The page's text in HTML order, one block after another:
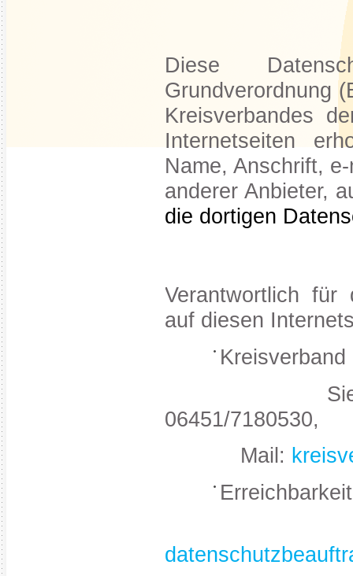
Diese
Grundverordnung
Kreisverbandes
Internetseiten
Name, Anschrift,
anderer Anbieter,
die dortigen
Verantwortlich für
auf diesen
Siegener
06451/7180530,
Mail: